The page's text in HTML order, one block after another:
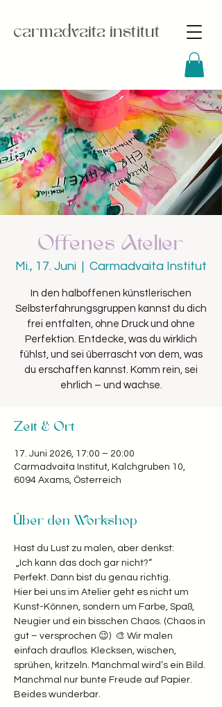
carmadvaita institut
Offenes Atelier
Mi., 17. Juni
  |
Carmadvaita Institut
In den halboffenen künstlerischen
Selbsterfahrungsgruppen kannst du dich
frei entfalten, ohne Druck und ohne
Perfektion. Entdecke, was du wirklich
fühlst, und sei überrascht von dem, was
du erschaffen kannst. Komm rein, sei
Zeit & Ort
17. Juni 2026, 17:00 – 20:00
Carmadvaita Institut, Kalchgruben 10,
6094 Axams, Österreich
Über den Workshop
Hast du Lust zu malen, aber denkst:
„Ich kann das doch gar nicht?“
Perfekt. Dann bist du genau richtig.
Hier bei uns im Atelier geht es nicht um
Kunst-Können, sondern um Farbe, Spaß,
Neugier und ein bisschen Chaos. (Chaos in
gut – versprochen 😉)  🎨 Wir malen
einfach drauflos. Klecksen, wischen,
sprühen, kritzeln. Manchmal wird’s ein Bild.
Manchmal nur bunte Freude auf Papier.
Beides wunderbar.